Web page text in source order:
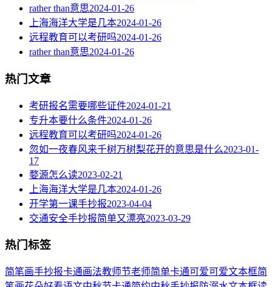
rather than意思2024-01-26
上海海洋大学是几本2024-01-26
远程教育可以考研吗2024-01-26
rather than意思2024-01-26
热门文章
考研报名需要哪些证件2024-01-21
专升本要什么条件2024-01-26
远程教育可以考研吗2024-01-26
忽如一夜春风来千树万树梨花开的意思是什么2023-01-
17
婺源怎么读2023-02-21
上海海洋大学是几本2024-01-26
开学第一课手抄报2023-04-04
交通安全手抄报简单又漂亮2023-03-29
热门标签
简笔画手抄报卡通画法教师节老师简单卡通可爱可爱文本框简